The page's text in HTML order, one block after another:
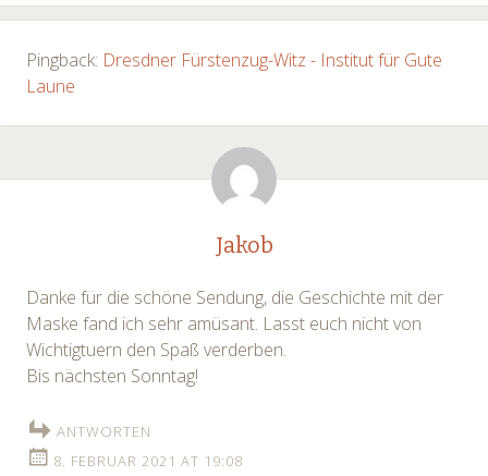
Pingback: Dresdner Fürstenzug-Witz - Institut für Gute
Laune
Jakob
Danke für die schöne Sendung, die Geschichte mit der
Maske fand ich sehr amüsant. Lasst euch nicht von
Wichtigtuern den Spaß verderben.
Bis nächsten Sonntag!
ANTWORTEN
8. FEBRUAR 2021 AT 19:08